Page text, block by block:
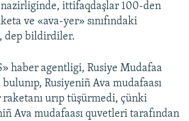
ittifaqdaşlar 100-den
ve «ava-yer» sınıfındaki
dep bildirdiler.
haber agentligi, Rusiye Mudafaa
Rusiyeniñ Ava mudafaası
raketanı urıp tüşürmedi, çünki
Ava mudafaası quvetleri tarafından